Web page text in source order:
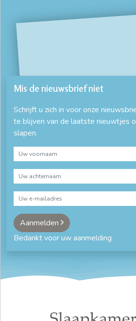
Mis de nieuwsbrief niet
Schrijft u zich in voor onze
te blijven van de laatste nieuwtjes
slapen.
Aanmelden
Bedankt voor uw aanmelding